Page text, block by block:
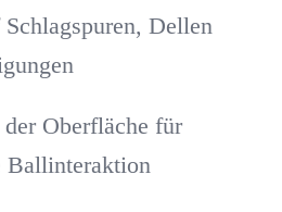
Dellen
Oberfläche für
Ballinteraktion